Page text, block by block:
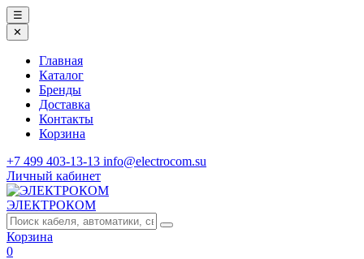
☰
✕
Главная
Каталог
Бренды
Доставка
Контакты
Корзина
+7 499 403-13-13 info@electrocom.su
Личный кабинет
ЭЛЕКТРОКОМ
Корзина
0